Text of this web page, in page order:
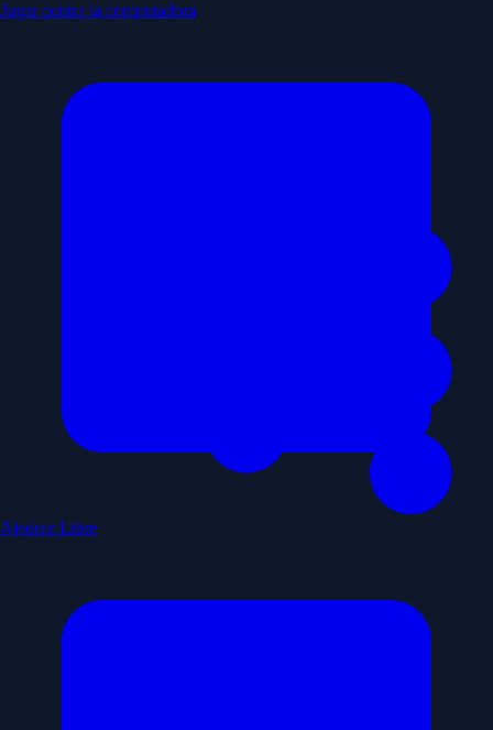
Jugar contra la computadora
Ajedrez Libre